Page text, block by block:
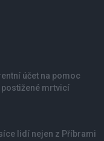
účet na pomoc
mrtvicí
lidí nejen z Příbrami